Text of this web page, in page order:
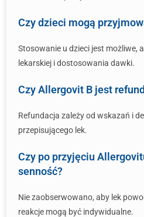
Czy dzieci mogą
Stosowanie u dzieci jest możliwe,
lekarskiej i dostosowania dawki.
Czy Allergovit B jest
Refundacja zależy od wskazań i
przepisującego lek.
Czy po przyjęciu
senność?
Nie zaobserwowano, aby lek
reakcje mogą być indywidualne.